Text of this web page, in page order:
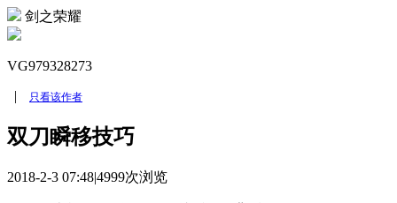
剑之荣耀
VG979328273
|
只看该作者
双刀瞬移技巧
2018-2-3 07:48|4999次浏览